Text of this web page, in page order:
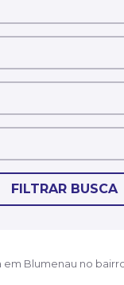
FILTRAR BUSCA
em Blumenau no